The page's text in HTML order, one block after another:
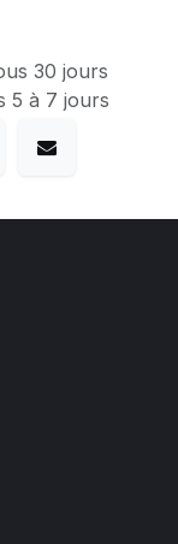
30 jours
5 à 7 jours